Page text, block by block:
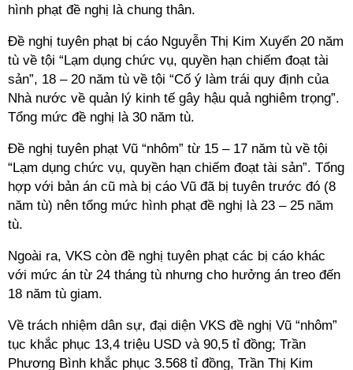
hình phạt đề nghị là chung thân.
Đề nghị tuyên phạt bị cáo Nguyễn Thị Kim Xuyến 20 năm
tù về tội “Lạm dụng chức vụ, quyền hạn chiếm đoạt tài
sản”, 18 – 20 năm tù về tội “Cố ý làm trái quy định của
Nhà nước về quản lý kinh tế gây hậu quả nghiêm trọng”.
Tổng mức đề nghị là 30 năm tù.
Đề nghị tuyên phạt Vũ “nhôm” từ 15 – 17 năm tù về tội
“Lạm dụng chức vụ, quyền hạn chiếm đoạt tài sản”. Tổng
hợp với bản án cũ mà bị cáo Vũ đã bị tuyên trước đó (8
năm tù) nên tổng mức hình phạt đề nghị là 23 – 25 năm
tù.
Ngoài ra, VKS còn đề nghị tuyên phạt các bị cáo khác
với mức án từ 24 tháng tù nhưng cho hưởng án treo đến
18 năm tù giam.
Về trách nhiệm dân sự, đại diện VKS đề nghị Vũ “nhôm”
tục khắc phục 13,4 triệu USD và 90,5 tỉ đồng; Trần
Phương Bình khắc phục 3.568 tỉ đồng, Trần Thị Kim